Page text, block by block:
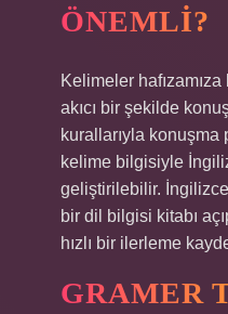
ÖNEMLI?
Kelimeler
akıcı bir şekilde
kurallarıyla konuşma
kelime bilgisiyle
geliştirilebilir.
bir dil bilgisi kitabı
hızlı bir ilerleme
GRAMER